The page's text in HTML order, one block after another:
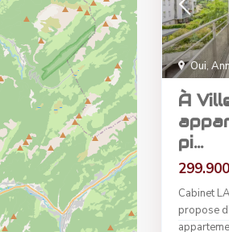
Oui,
À
pi...
Cabinet
propose